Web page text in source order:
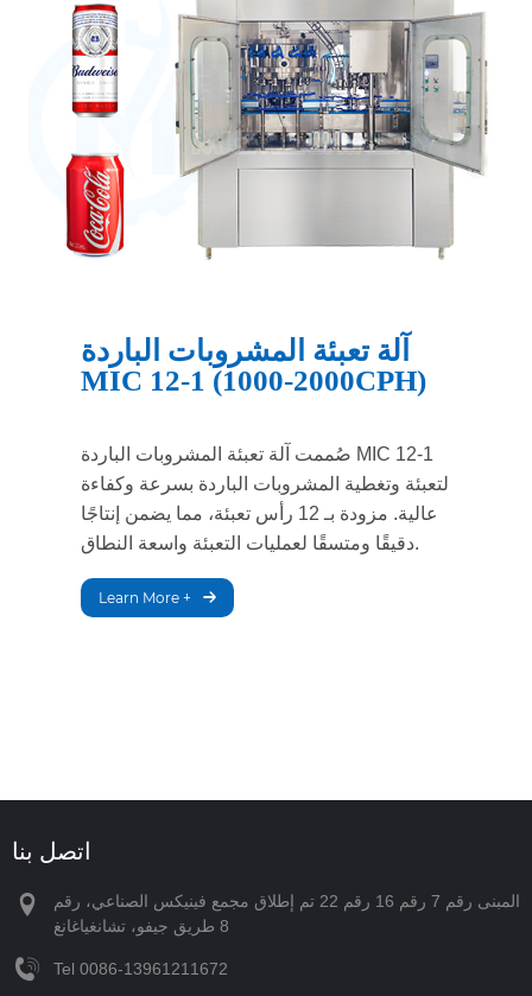
آلة تعبئة المشروبات الباردة
MIC 12-1 (1000-2000CPH)
صُممت آلة تعبئة المشروبات الباردة MIC 12-1
لتعبئة وتغطية المشروبات الباردة بسرعة وكفاءة
عالية. مزودة بـ 12 رأس تعبئة، مما يضمن إنتاجًا
دقيقًا ومتسقًا لعمليات التعبئة واسعة النطاق.
Learn More +
اتصل بنا
المبنى رقم 7 رقم 16 رقم 22 تم إطلاق مجمع فينيكس الصناعي، رقم
8 طريق جيفو، تشانغياغانغ
Tel ‪0086-13961211672‬